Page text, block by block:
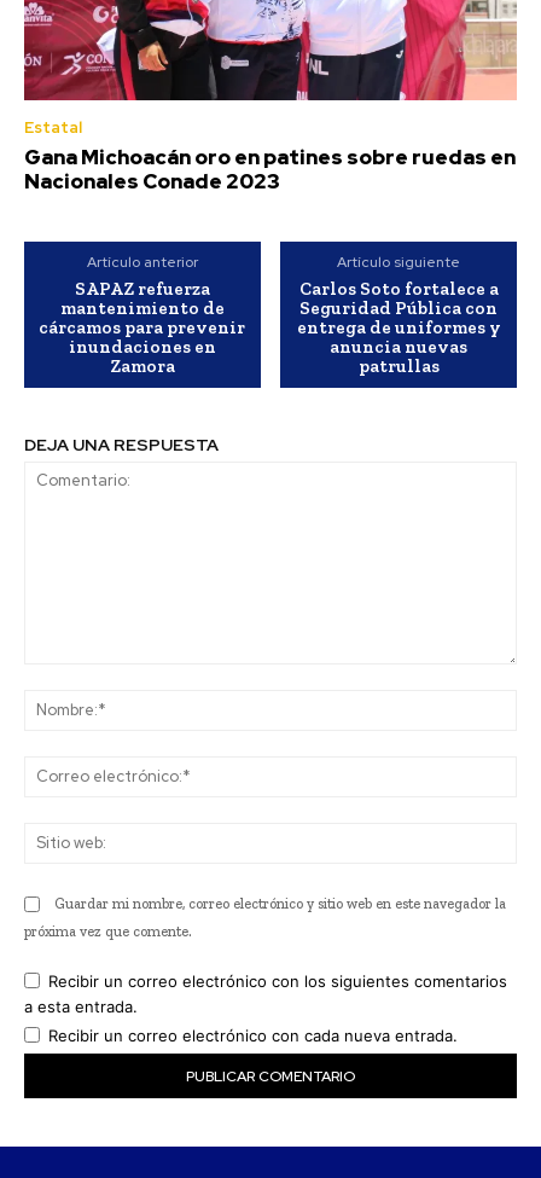
Estatal
Gana Michoacán oro en patines sobre ruedas en
Nacionales Conade 2023
Artículo anterior
SAPAZ refuerza
mantenimiento de
cárcamos para prevenir
inundaciones en
Zamora
Artículo siguiente
Carlos Soto fortalece a
Seguridad Pública con
entrega de uniformes y
anuncia nuevas
patrullas
DEJA UNA RESPUESTA
Guardar mi nombre, correo electrónico y sitio web en este navegador la
próxima vez que comente.
Recibir un correo electrónico con los siguientes comentarios
a esta entrada.
Recibir un correo electrónico con cada nueva entrada.